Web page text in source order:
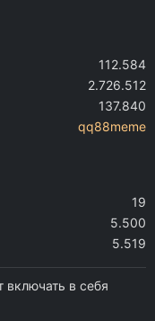
112.584
2.726.512
137.840
qq88meme
19
5.500
5.519
включать в себя